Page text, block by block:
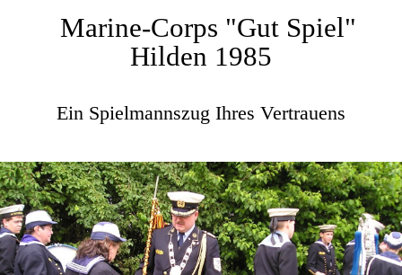
Marine-Corps "Gut Spiel"
Hilden 1985
Ein Spielmannszug Ihres Vertrauens